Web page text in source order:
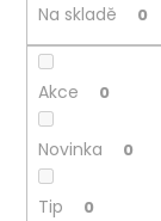
o
d
u
k
ů
Na skladě 0
Akce 0
Novinka 0
Tip 0
D
o
p
o